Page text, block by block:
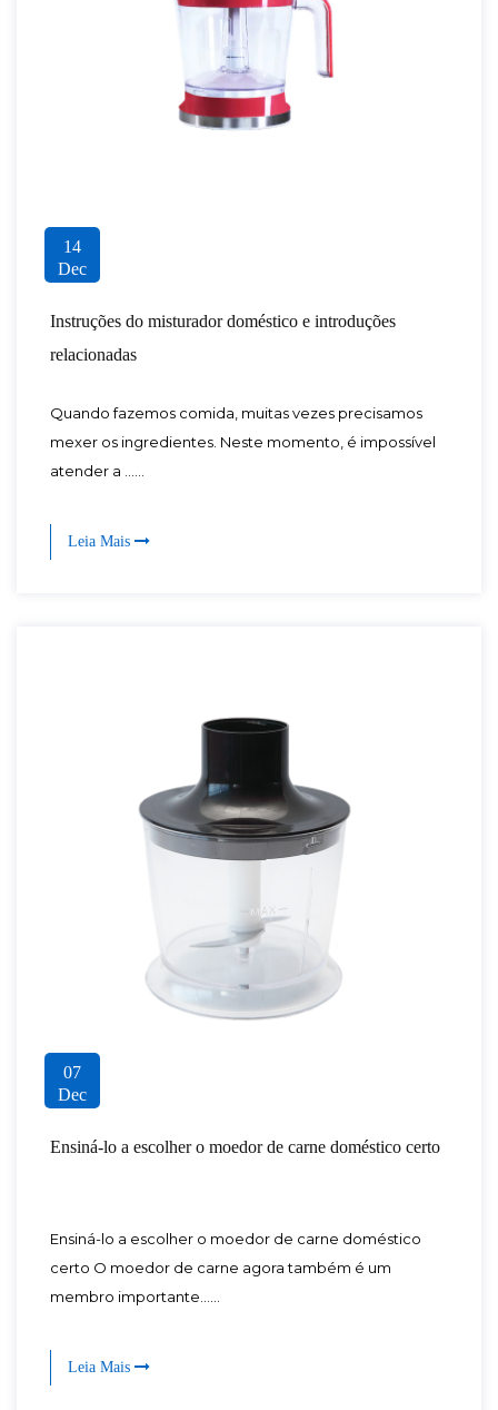
14
Dec
Instruções do misturador doméstico e introduções
relacionadas
Quando fazemos comida, muitas vezes precisamos
mexer os ingredientes. Neste momento, é impossível
atender a ......
Leia Mais
07
Dec
Ensiná-lo a escolher o moedor de carne doméstico certo
Ensiná-lo a escolher o moedor de carne doméstico
certo O moedor de carne agora também é um
membro importante......
Leia Mais